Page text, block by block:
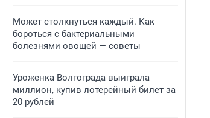
Может столкнуться каждый. Как
бороться с бактериальными
болезнями овощей — советы
Уроженка Волгограда выиграла
миллион, купив лотерейный билет за
20 рублей